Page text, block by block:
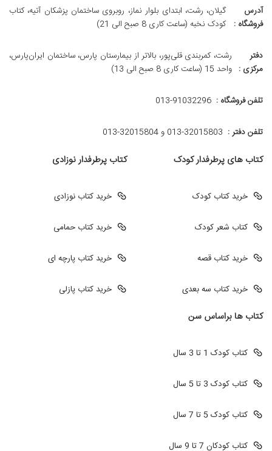
آدرس
فروشگاه :
گیلان، رشت، ابتدای بلوار نماز، روبروی ساختمان پزشکان آتیه، کتاب
کودک نخبه (ساعت کاری 8 صبح الی 21)
دفتر
مرکزی :
رشت، کمربندی قلی‌پور، بالاتر از بیمارستان پارس، ساختمان ایران‌پارس،
واحد 15 (ساعت کاری 8 صبح الی 13)
تلفن فروشگاه : 013-91032296
تلفن دفتر : 013-32015803 و 32015804-013
کتاب های پرطرفدار کودک
خرید کتاب کودک
کتاب شعر کودک
خرید کتاب قصه
خرید کتاب سه بعدی
کتاب پرطرفدار نوزادی
خرید کتاب نوزادی
خرید کتاب حمامی
خرید کتاب پارچه ای
خرید کتاب پازلی
کتاب ها براساس سن
کتاب کودک 1 تا 3 سال
کتاب کودک 3 تا 5 سال
کتاب کودک 5 تا 7 سال
کتاب کودکان 7 تا 9 سال